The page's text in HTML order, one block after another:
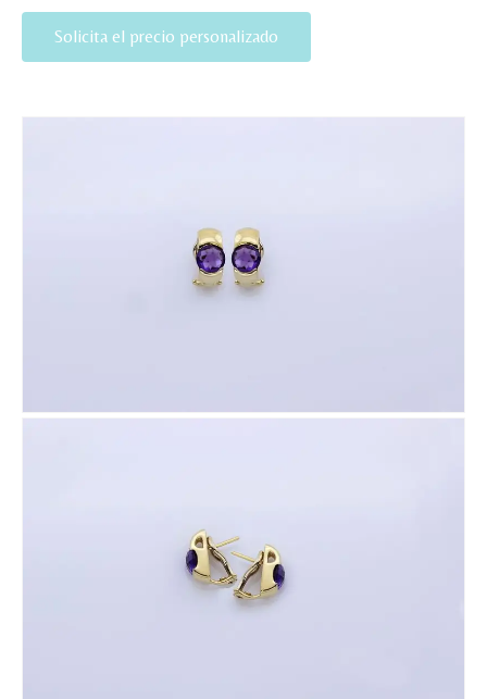
Solicita el precio personalizado